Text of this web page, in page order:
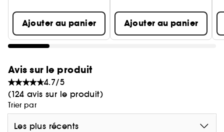
Ajouter au panier Ajouter au panier
Avis sur le produit
4.7/5
(124 avis sur le produit)
Trier par
Les plus récents